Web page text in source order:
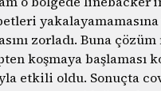
zorladı. Buna çözüm
koşmaya başlaması
etkili oldu. Sonuçta